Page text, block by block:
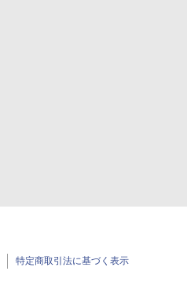
特定商取引法に基づく表示